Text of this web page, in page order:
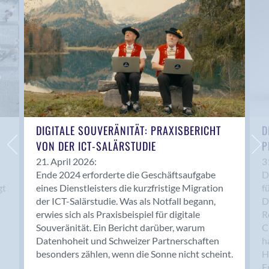
Anwil
Appenzell
Au SG
Baar
Baden
Balsthal
Balzers
Basel
Bassersdorf
Belp
Bendern
Benken (SG)
Bergdietikon
Berlin
Bern
Bern - Liebefeld
DIGITALE SOUVERÄNITÄT: PRAXISBERICHT
VON DER ICT-SALÄRSTUDIE
21. April 2026:
Ende 2024 erforderte die Geschäftsaufgabe
eines Dienstleisters die kurzfristige Migration
der ICT-Salärstudie. Was als Notfall begann,
erwies sich als Praxisbeispiel für digitale
Souveränität. Ein Bericht darüber, warum
Datenhoheit und Schweizer Partnerschaften
besonders zählen, wenn die Sonne nicht scheint.